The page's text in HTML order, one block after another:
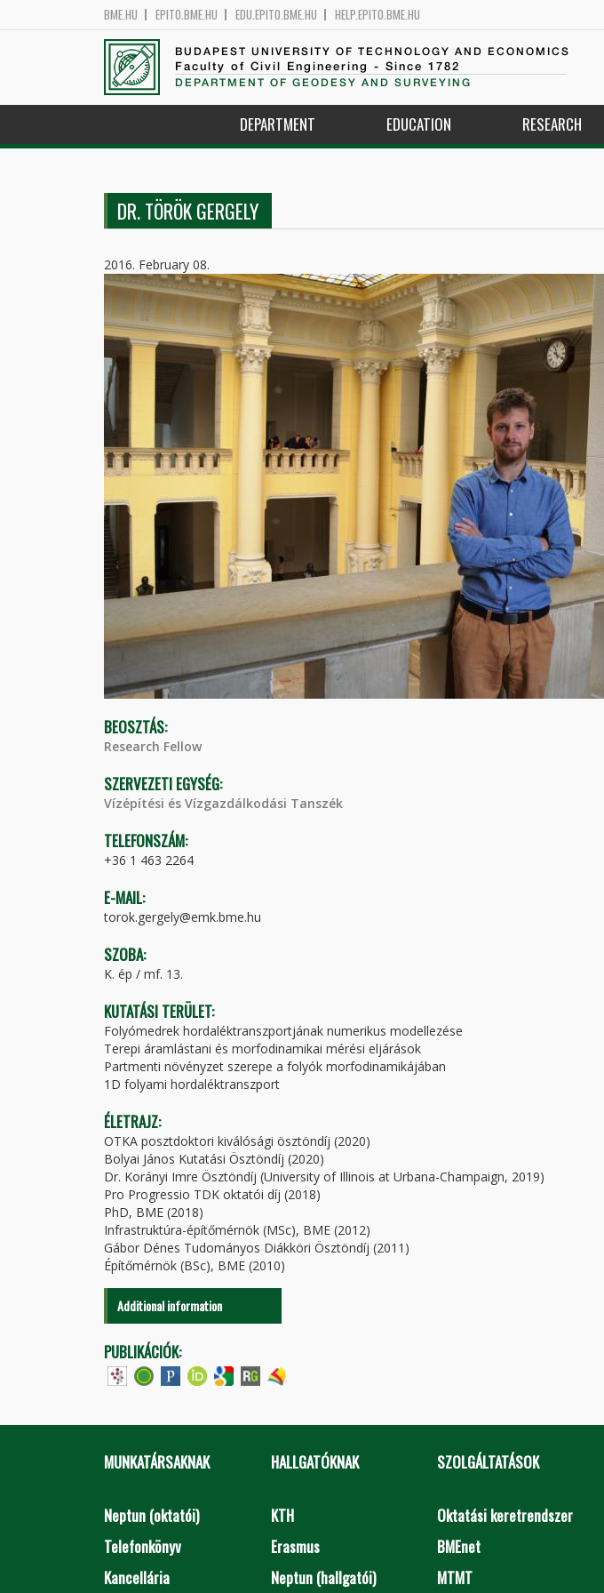
BME.HU EPITO.BME.HU EDU.EPITO.BME.HU HELP.EPITO.BME.HU
BUDAPEST UNIVERSITY OF TECHNOLOGY AND ECONOMICS
Faculty of Civil Engineering - Since 1782
DEPARTMENT OF GEODESY AND SURVEYING
DEPARTMENT EDUCATION RESEARCH
DR. TÖRÖK GERGELY
2016. February 08.
BEOSZTÁS:
Research Fellow
SZERVEZETI EGYSÉG:
Vízépítési és Vízgazdálkodási Tanszék
TELEFONSZÁM:
+36 1 463 2264
E-MAIL:
torok.gergely@emk.bme.hu
SZOBA:
K. ép / mf. 13.
KUTATÁSI TERÜLET:
Folyómedrek hordaléktranszportjának numerikus modellezése
Terepi áramlástani és morfodinamikai mérési eljárások
Partmenti növényzet szerepe a folyók morfodinamikájában
1D folyami hordaléktranszport
ÉLETRAJZ:
OTKA posztdoktori kiválósági ösztöndíj (2020)
Bolyai János Kutatási Ösztöndíj (2020)
Dr. Korányi Imre Ösztöndíj (University of Illinois at Urbana-Champaign, 2019)
Pro Progressio TDK oktatói díj (2018)
PhD, BME (2018)
Infrastruktúra-építőmérnök (MSc), BME (2012)
Gábor Dénes Tudományos Diákköri Ösztöndíj (2011)
Építőmérnök (BSc), BME (2010)
Additional information
PUBLIKÁCIÓK:
MUNKATÁRSAKNAK
Neptun (oktatói)
Telefonkönyv
Kancellária
HALLGATÓKNAK
KTH
Erasmus
Neptun (hallgatói)
SZOLGÁLTATÁSOK
Oktatási keretrendszer
BMEnet
MTMT